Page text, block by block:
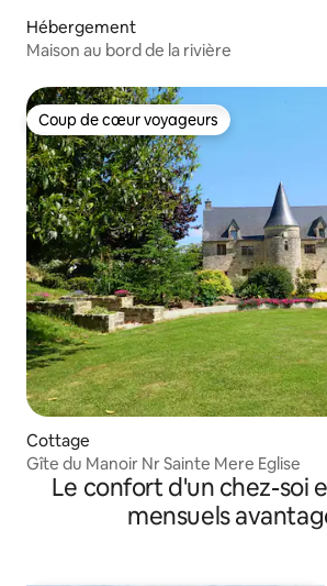
Hébergement
Maison au bord de la rivière
Coup de cœur voyageurs
Coup de cœur voyageurs
Cottage
Gîte du Manoir Nr Sainte Mere Eglise
Le confort d'un chez-soi
mensuels